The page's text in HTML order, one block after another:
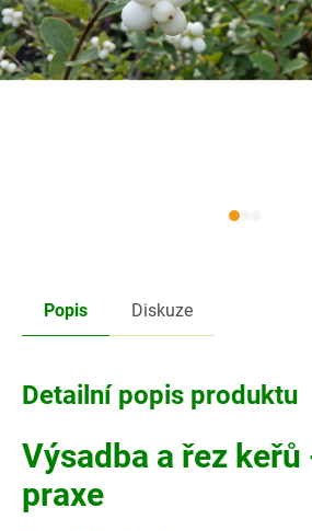
Popis Diskuze
Detailní popis produktu
Výsadba a řez keřů
praxe